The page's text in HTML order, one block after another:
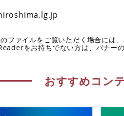
ファイルをご覧いただく場合には
をお持ちでない方は、バナー
おすすめコン